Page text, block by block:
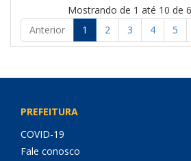
Mostrando de 1 até 10 de
Anterior
1 2 3 4 5
PREFEITURA
COVID-19
Fale conosco